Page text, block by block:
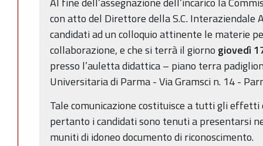
con atto del Direttore della S.C. Interaziendale
candidati ad un colloquio attinente le materie
collaborazione, e che si terrà il giorno giovedì
presso l’auletta didattica – piano terra
Universitaria di Parma - Via Gramsci n. 14 -
Tale comunicazione costituisce a tutti gli effetti
pertanto i candidati sono tenuti a presentarsi
muniti di idoneo documento di riconoscimento.